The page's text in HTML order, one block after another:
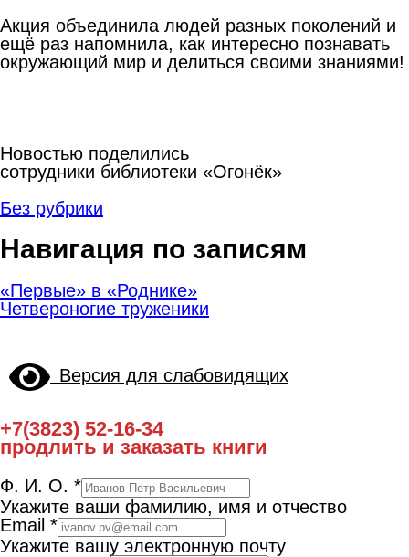
Акция объединила людей разных поколений и
ещё раз напомнила, как интересно познавать
окружающий мир и делиться своими знаниями!
Новостью поделились
сотрудники библиотеки «Огонёк»
Без рубрики
Навигация по записям
«Первые» в «Роднике»
Четвероногие труженики
Версия для слабовидящих
+7(3823) 52-16-34
продлить и заказать книги
Ф. И. О. *
Укажите ваши фамилию, имя и отчество
Email *
Укажите вашу электронную почту